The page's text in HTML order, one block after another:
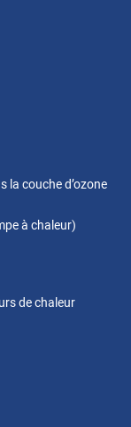
la couche d’ozone
à chaleur)
de chaleur